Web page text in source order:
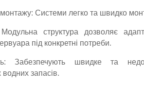
Системи легко та швидко
Модульна структура дозволяє
під конкретні потреби.
Забезпечують швидке та
водних запасів.